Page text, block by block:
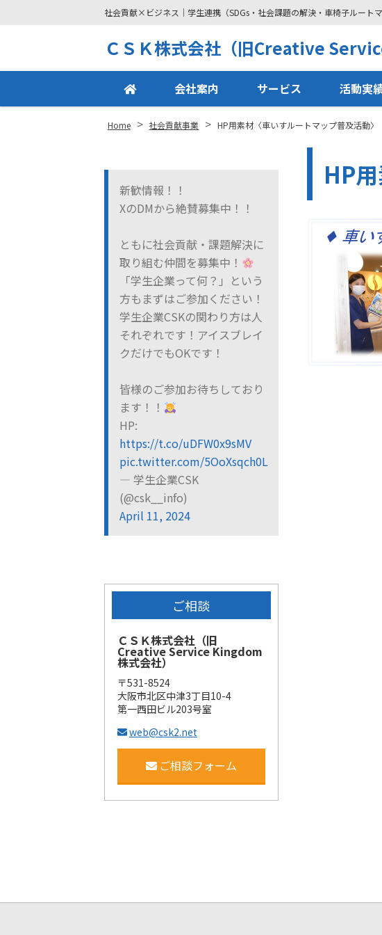
社会貢献×ビジネス｜学生連携（SDGs・社会課題の解決・車椅子ルート
ＣＳＫ株式会社（旧Creative
会社案内 サービス 活動実
Home > 社会貢献事業 > HP用素材〈車いすルートマップ普及活動〉
HP
新歓情報！！
XのDMから絶賛募集中！！
ともに社会貢献・課題解決に
取り組む仲間を募集中！
「学生企業って何？」という
方もまずはご参加ください！
学生企業CSKの関わり方は人
それぞれです！アイスブレイ
クだけでもOKです！
皆様のご参加お待ちしており
ます！！
HP:
https://t.co/uDFW0x9sMV
pic.twitter.com/5OoXsqch0L
— 学生企業CSK
(@csk__info)
April 11, 2024
ご相談
ＣＳＫ株式会社（旧
Creative Service Kingdom
株式会社）
〒531-8524
大阪市北区中津3丁目10-4
第一西田ビル203号室
web@csk2.net
ご相談フォーム
Footer